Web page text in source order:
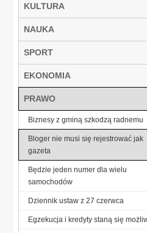
KULTURA
NAUKA
SPORT
EKONOMIA
PRAWO
Biznesy z gminą szkodzą radnemu
Bloger nie musi się rejestrować jak
gazeta
Będzie jeden numer dla wielu
samochodów
Dziennik ustaw z 27 czerwca
Egzekucja i kredyty staną się